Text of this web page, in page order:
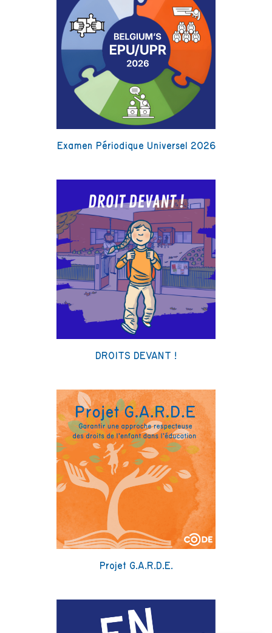
Examen Périodique Universel 2026
DROITS DEVANT !
Projet G.A.R.D.E.